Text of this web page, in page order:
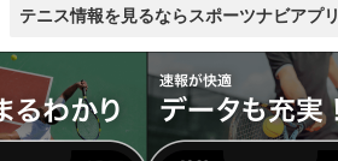
テニス情報を見るならスポーツナビアプリ